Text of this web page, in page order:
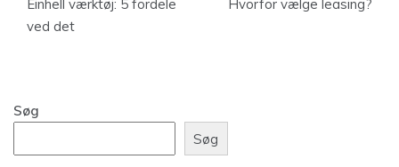
Einhell værktøj: 5 fordele
ved det
Hvorfor vælge leasing?
Søg
Søg